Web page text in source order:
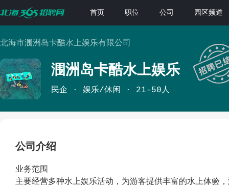
首页 职位 公司 园区频道
北海市涠洲岛卡酷水上娱乐有限公司
涠洲岛卡酷水上娱乐
民企 娱乐/休闲 21-50人
公司介绍
业务范围
主要经营多种水上娱乐活动，为游客提供丰富的水上体